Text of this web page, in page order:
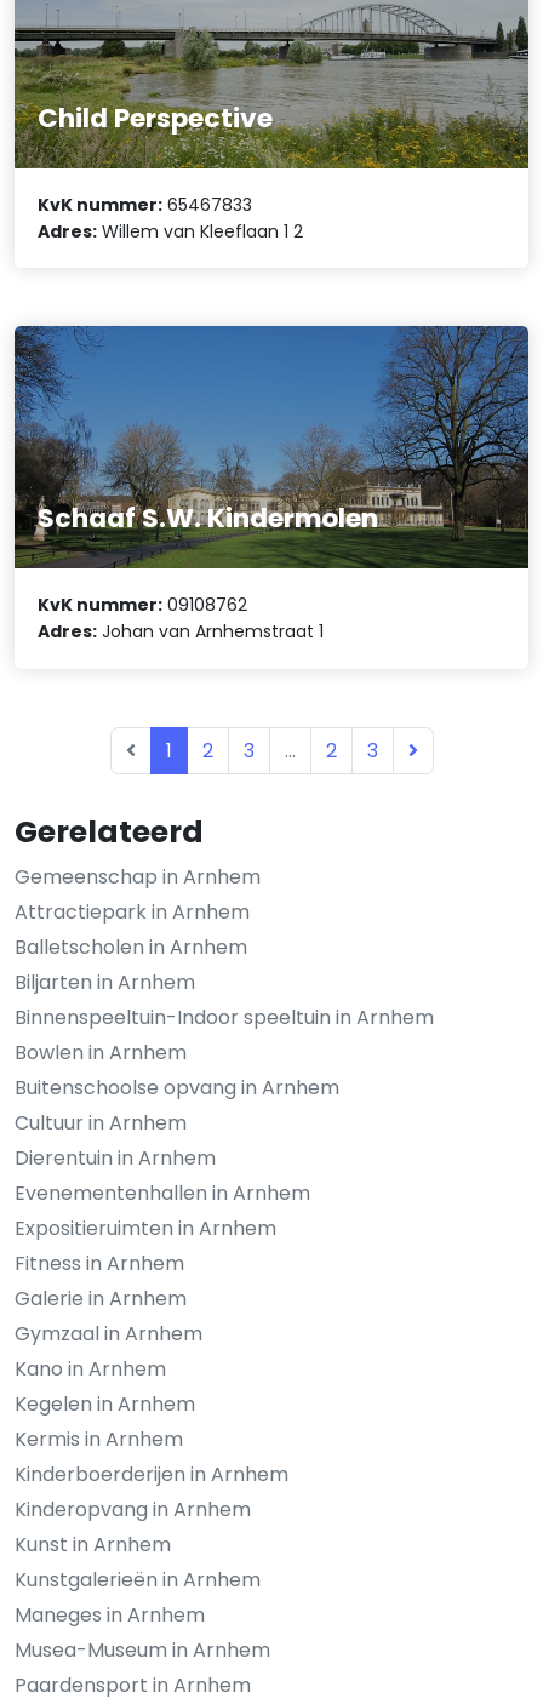
Gerelateerd
Gemeenschap in Arnhem
Attractiepark in Arnhem
Balletscholen in Arnhem
Biljarten in Arnhem
Binnenspeeltuin-Indoor speeltuin in Arnhem
Bowlen in Arnhem
Buitenschoolse opvang in Arnhem
Cultuur in Arnhem
Dierentuin in Arnhem
Evenementenhallen in Arnhem
Expositieruimten in Arnhem
Fitness in Arnhem
Galerie in Arnhem
Gymzaal in Arnhem
Kano in Arnhem
Kegelen in Arnhem
Kermis in Arnhem
Kinderboerderijen in Arnhem
Kinderopvang in Arnhem
Kunst in Arnhem
Kunstgalerieën in Arnhem
Maneges in Arnhem
Musea-Museum in Arnhem
Paardensport in Arnhem
Child Perspective
KvK nummer: 65467833
Adres: Willem van Kleeflaan 1 2
Schaaf S.W. Kindermolen
KvK nummer: 09108762
Adres: Johan van Arnhemstraat 1
1 2 3 ... 2 3